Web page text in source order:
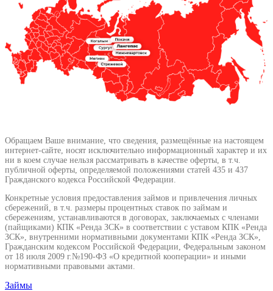
Обращаем Ваше внимание, что сведения, размещённые на настоящем
интернет-сайте, носят исключительно информационный характер и их
ни в коем случае нельзя рассматривать в качестве оферты, в т.ч.
публичной оферты, определяемой положениями статей 435 и 437
Гражданского кодекса Российской Федерации.
Конкретные условия предоставления займов и привлечения личных
сбережений, в т.ч. размеры процентных ставок по займам и
сбережениям, устанавливаются в договорах, заключаемых с членами
(пайщиками) КПК «Ренда ЗСК» в соответствии с уставом КПК «Ренда
ЗСК», внутренними нормативными документами КПК «Ренда ЗСК»,
Гражданским кодексом Российской Федерации, Федеральным законом
от 18 июля 2009 г.№190-ФЗ «О кредитной кооперации» и иными
нормативными правовыми актами.
Займы